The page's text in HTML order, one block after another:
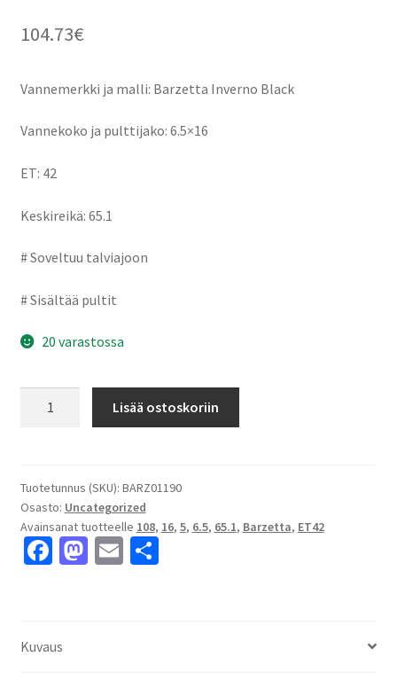
104.73€
Vannemerkki ja malli: Barzetta Inverno Black
Vannekoko ja pulttijako: 6.5×16
ET: 42
Keskireikä: 65.1
# Soveltuu talviajoon
# Sisältää pultit
20 varastossa
5x108
ET42
keskireikä:65.1
määrä
Lisää ostoskoriin
Tuotetunnus (SKU): BARZ01190
Osasto: Uncategorized
Avainsanat tuotteelle 108, 16, 5, 6.5, 65.1, Barzetta, ET42
Fa
o
o
M E S
Kuvaus